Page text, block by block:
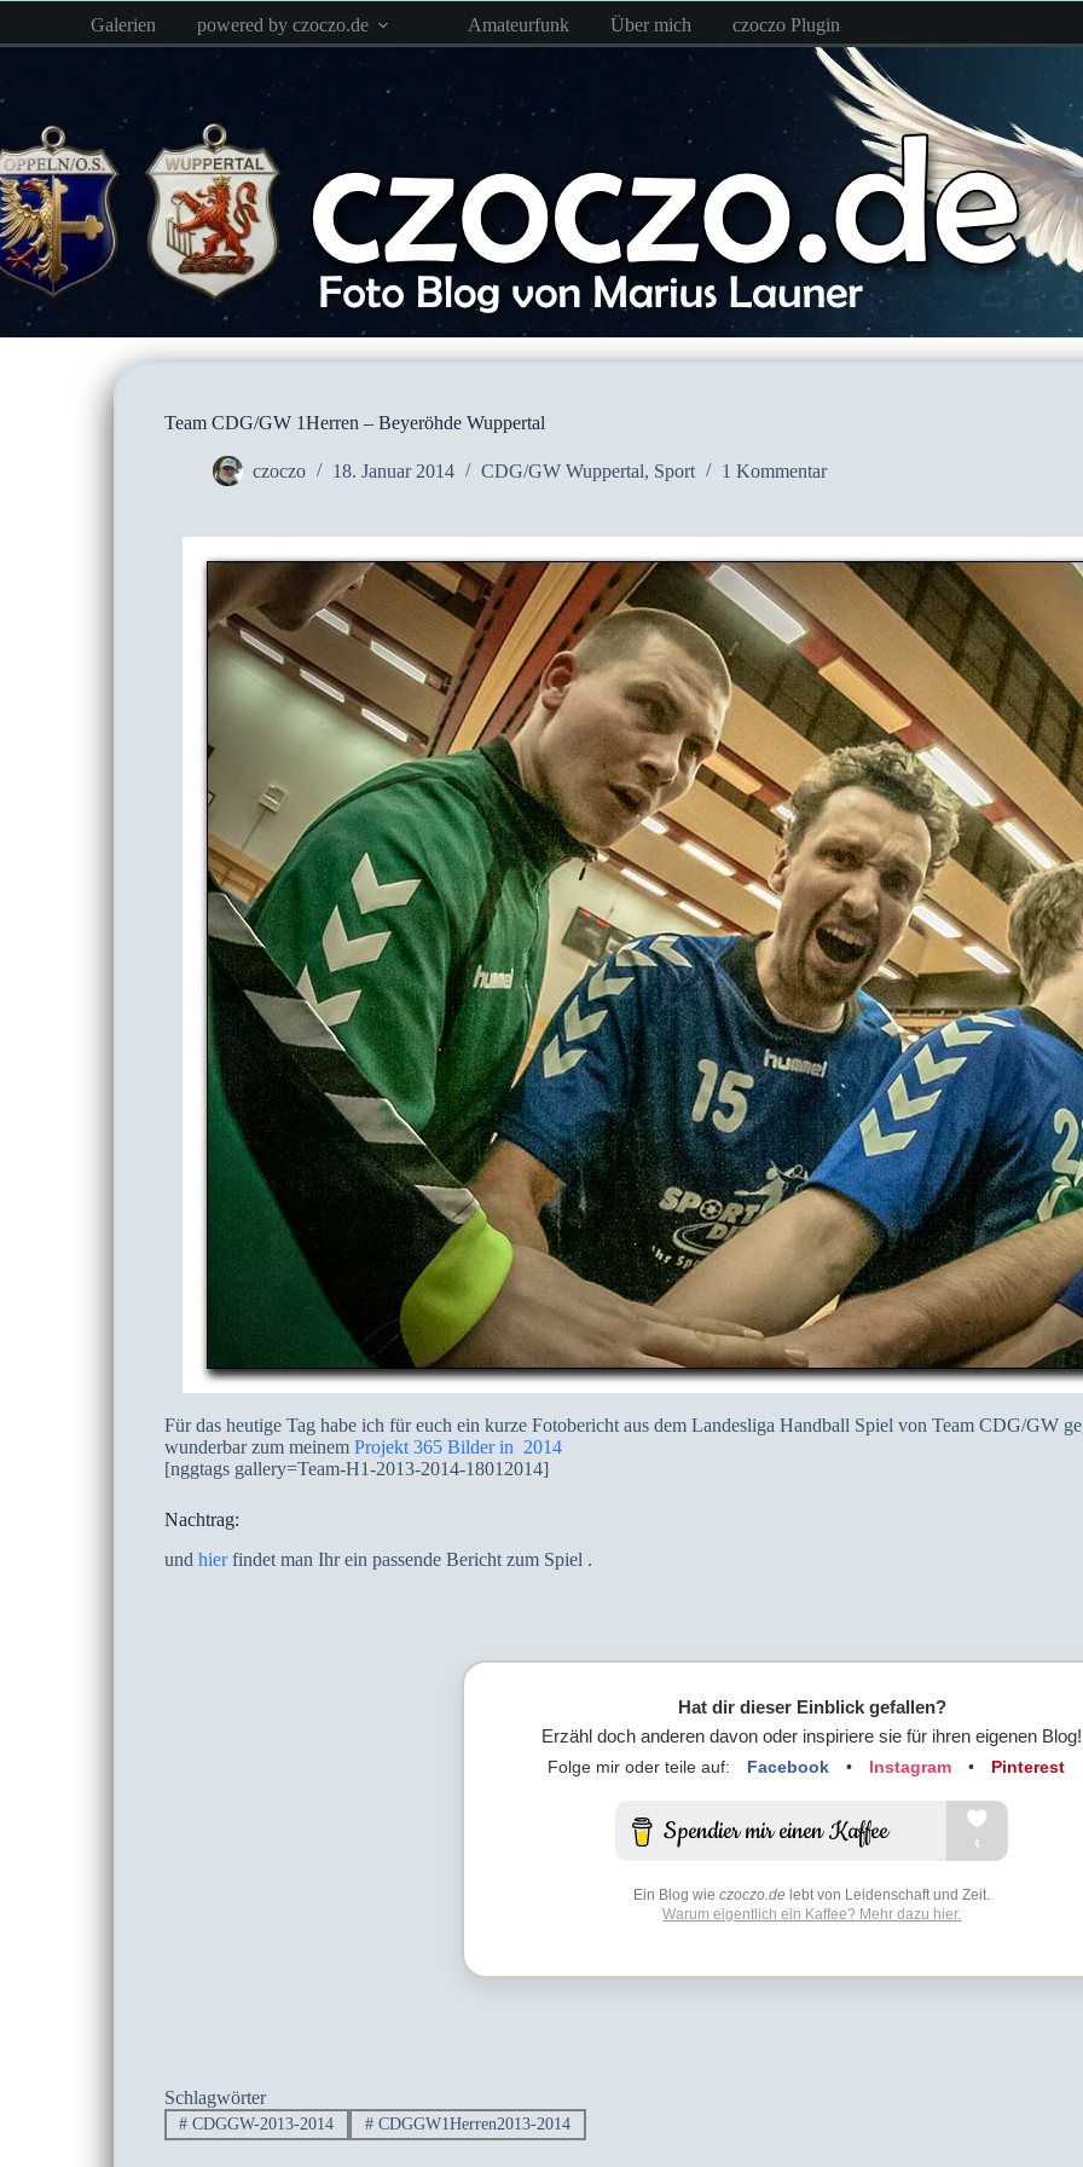
springen
Galerien powered by czoczo.de Amateurfunk Über mich czoczo Plugin
Team CDG/GW 1Herren – Beyeröhde Wuppertal
czoczo 18. Januar 2014 CDG/GW Wuppertal, Sport 1 Kommentar
Für das heutige Tag habe ich für euch ein kurze Fotobericht aus dem Landesliga Handball Spiel von Team CDG/GW
wunderbar zum meinem Projekt 365 Bilder in 2014
[nggtags gallery=Team-H1-2013-2014-18012014]
Nachtrag:
und hierfindet man Ihr ein passende Bericht zum Spiel .
Hat dir dieser Einblick gefallen?
Erzähl doch anderen davon oder inspiriere sie für ihren eigenen Blog!
Folge mir oder teile auf: Facebook • Instagram • Pinterest
Ein Blog wieczoczo.de lebt von Leidenschaft und Zeit.
Warum eigentlich ein Kaffee? Mehr dazu hier.
Schlagwörter
# CDGGW-2013-2014 # CDGGW1Herren2013-2014